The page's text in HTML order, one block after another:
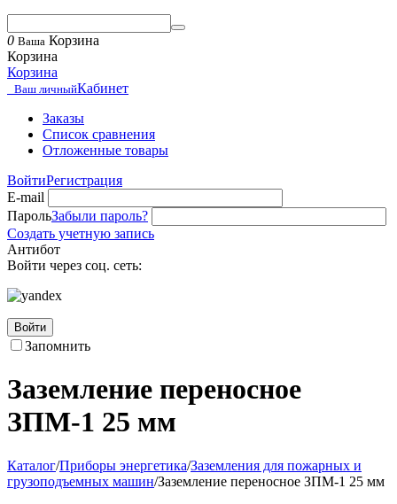
0 Ваша Корзина
Корзина
Корзина
Ваш личныйКабинет
Заказы
Список сравнения
Отложенные товары
ВойтиРегистрация
E-mail
ПарольЗабыли пароль?
Создать учетную запись
Антибот
Войти через соц. сеть:
Войти
Запомнить
Заземление переносное
ЗПМ-1 25 мм
Каталог/Приборы энергетика/Заземления для пожарных и
грузоподъемных машин/Заземление переносное ЗПМ-1 25 мм